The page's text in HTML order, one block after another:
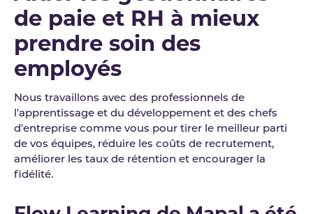
de paie et RH à mieux
prendre soin des
employés
Nous travaillons avec des professionnels de
l'apprentissage et du développement et des chefs
d'entreprise comme vous pour tirer le meilleur parti
de vos équipes, réduire les coûts de recrutement,
améliorer les taux de rétention et encourager la
fidélité.